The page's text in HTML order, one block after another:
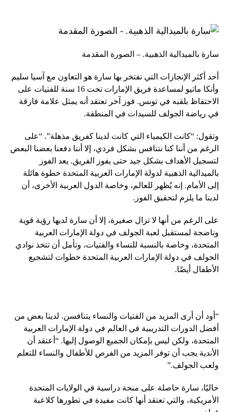
سارة بالميدالية الذهبية. – الصورة المقدمة
أحد أكثر الإنجازات التي تفتخر بها سارة هو التعاون مع آسيا سليم
وأنكا ماتيو لمساعدة فريق الإمارات تحت 16 سنة للفتيات على
الاحتفاظ بلقبه في تونس. فوز آخر تعتقد أنه يمثل علامة فارقة
في رياضة الجولف للسيدات في المنطقة.
وتقول: “كانت الكيمياء التي كانت لدينا كفريق مذهلة”. “على
الرغم من أننا كنا نتنافس بشكل فردي، إلا أننا دفعنا بعضنا البعض
لتسجيل الأهداف بشكل جيد حتى يفوز الفريق. يعد الفوز
بالميدالية الذهبية لدولة الإمارات العربية المتحدة خطوة هائلة
إلى الأمام. إنه يُظهر للعالم، وخاصة الدول العربية الأخرى، أن
لدينا ما يلزم لتحقيق الفوز.
على الرغم من أنها لا تزال صغيرة، إلا أن سارة لديها رؤية قوية
وناضجة لمستقبل لعبة الجولف في دولة الإمارات العربية
المتحدة، وخاصة بالنسبة للنساء والفتيات، وتأمل أن تتخذ نوادي
الجولف في دولة الإمارات العربية المتحدة خطوات لتشجيع
الأطفال أيضًا.
“أود أن أرى المزيد من الفتيات والنساء يتنافسن. لدينا بعض من
أفضل الدورات التدريبية في العالم في دولة الإمارات العربية
المتحدة، ولكن ليس بإمكان الجميع الوصول إليها. “أعتقد أن
الأندية يجب أن توفر المزيد من الفرص للأطفال والنساء للتعلم
ولعب الجولف.”
حاليًا، سارة حاصلة على منحة دراسية في الولايات المتحدة
الأمريكية، والتي تعتقد أنها كانت مفيدة في تطورها كلاعبة